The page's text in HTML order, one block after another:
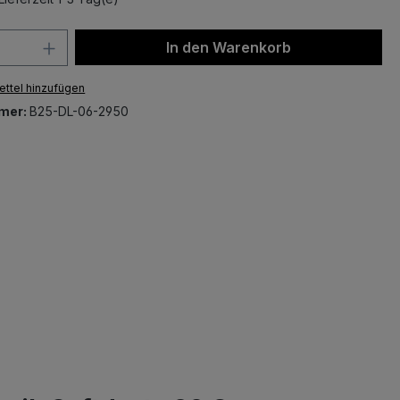
Anzahl: Gib den gewünschten Wert
In den Warenkorb
hinzufügen
B25-DL-06-2950